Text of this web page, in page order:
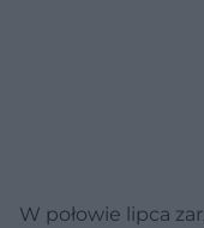
W połowie lipca